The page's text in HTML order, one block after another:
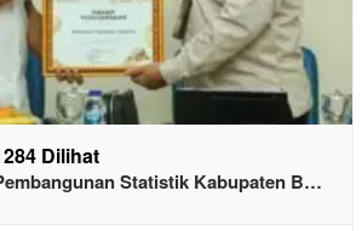
Dilihat
Statistik Kabupaten B…